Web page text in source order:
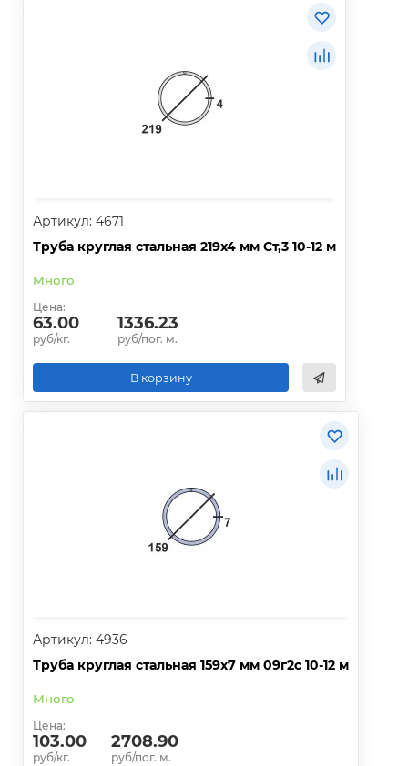
Артикул: 4671
Труба круглая стальная 219х4 мм Ст,3 10-12 м
Много
Цена:
63.00
руб/кг.
1336.23
руб/пог. м.
В корзину
Артикул: 4936
Труба круглая стальная 159х7 мм 09г2с 10-12 м
Много
Цена:
103.00
руб/кг.
2708.90
руб/пог. м.